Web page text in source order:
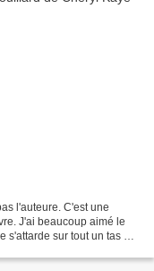
l'auteure. C'est une
J'ai beaucoup aimé le
s'attarde sur tout un tas de